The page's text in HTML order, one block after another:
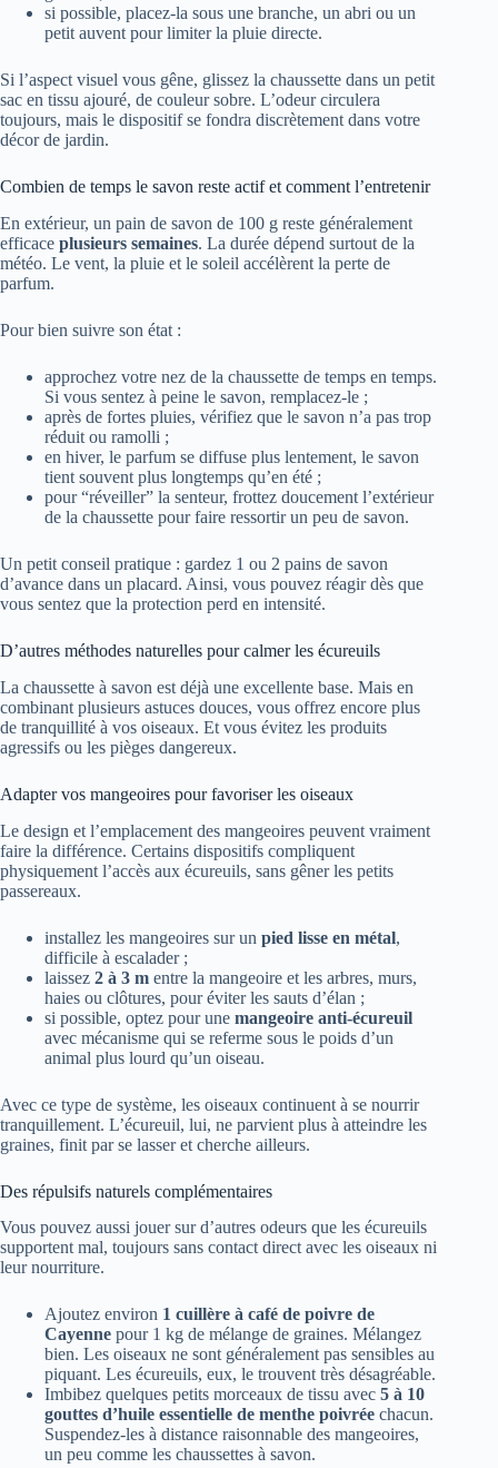
si possible, placez-la sous une branche, un abri ou un
petit auvent pour limiter la pluie directe.
Si l’aspect visuel vous gêne, glissez la chaussette dans un petit
sac en tissu ajouré, de couleur sobre. L’odeur circulera
toujours, mais le dispositif se fondra discrètement dans votre
décor de jardin.
Combien de temps le savon reste actif et comment l’entretenir
En extérieur, un pain de savon de 100 g reste généralement
efficace plusieurs semaines. La durée dépend surtout de la
météo. Le vent, la pluie et le soleil accélèrent la perte de
parfum.
Pour bien suivre son état :
approchez votre nez de la chaussette de temps en temps.
Si vous sentez à peine le savon, remplacez-le ;
après de fortes pluies, vérifiez que le savon n’a pas trop
réduit ou ramolli ;
en hiver, le parfum se diffuse plus lentement, le savon
tient souvent plus longtemps qu’en été ;
pour “réveiller” la senteur, frottez doucement l’extérieur
de la chaussette pour faire ressortir un peu de savon.
Un petit conseil pratique : gardez 1 ou 2 pains de savon
d’avance dans un placard. Ainsi, vous pouvez réagir dès que
vous sentez que la protection perd en intensité.
D’autres méthodes naturelles pour calmer les écureuils
La chaussette à savon est déjà une excellente base. Mais en
combinant plusieurs astuces douces, vous offrez encore plus
de tranquillité à vos oiseaux. Et vous évitez les produits
agressifs ou les pièges dangereux.
Adapter vos mangeoires pour favoriser les oiseaux
Le design et l’emplacement des mangeoires peuvent vraiment
faire la différence. Certains dispositifs compliquent
physiquement l’accès aux écureuils, sans gêner les petits
passereaux.
installez les mangeoires sur un pied lisse en métal,
difficile à escalader ;
laissez 2 à 3 m entre la mangeoire et les arbres, murs,
haies ou clôtures, pour éviter les sauts d’élan ;
si possible, optez pour une mangeoire anti-écureuil
avec mécanisme qui se referme sous le poids d’un
animal plus lourd qu’un oiseau.
Avec ce type de système, les oiseaux continuent à se nourrir
tranquillement. L’écureuil, lui, ne parvient plus à atteindre les
graines, finit par se lasser et cherche ailleurs.
Des répulsifs naturels complémentaires
Vous pouvez aussi jouer sur d’autres odeurs que les écureuils
supportent mal, toujours sans contact direct avec les oiseaux ni
leur nourriture.
Ajoutez environ 1 cuillère à café de poivre de
Cayenne pour 1 kg de mélange de graines. Mélangez
bien. Les oiseaux ne sont généralement pas sensibles au
piquant. Les écureuils, eux, le trouvent très désagréable.
Imbibez quelques petits morceaux de tissu avec 5 à 10
gouttes d’huile essentielle de menthe poivrée chacun.
Suspendez-les à distance raisonnable des mangeoires,
un peu comme les chaussettes à savon.